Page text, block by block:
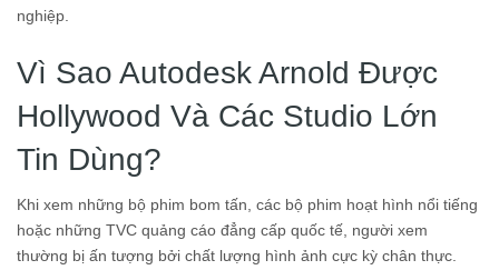
nghiệp.
Vì Sao Autodesk Arnold Được
Hollywood Và Các Studio Lớn
Tin Dùng?
Khi xem những bộ phim bom tấn, các bộ phim hoạt hình nổi tiếng
hoặc những TVC quảng cáo đẳng cấp quốc tế, người xem
thường bị ấn tượng bởi chất lượng hình ảnh cực kỳ chân thực.